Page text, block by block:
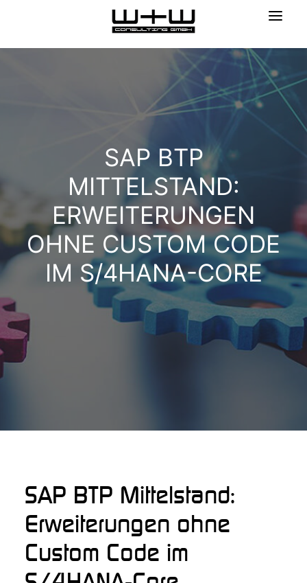
SAP BTP
MITTELSTAND:
ERWEITERUNGEN
OHNE CUSTOM CODE
IM S/4HANA-CORE
SAP BTP Mittelstand:
Erweiterungen ohne
Custom Code im